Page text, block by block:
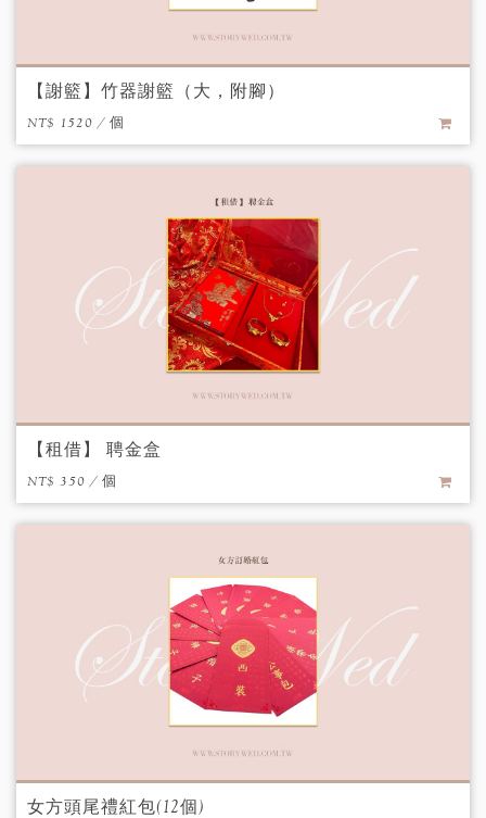
【謝籃】竹器謝籃（大，附腳）
NT$ 1520 / 個
【租借】 聘金盒
NT$ 350 / 個
女方頭尾禮紅包(12個)